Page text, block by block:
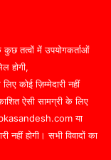
तत्वों में उपयोगकर्ताओं
होगी,
कोई ज़िम्मेदारी नहीं
ऐसी सामग्री के लिए
या
होगी। सभी विवादों का